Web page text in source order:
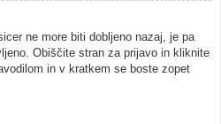
ne more biti dobljeno nazaj, je pa
Obiščite stran za prijavo in kliknite
in v kratkem se boste zopet